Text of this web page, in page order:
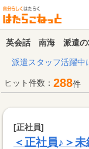
英会話 南海 派遣の
派遣スタッフ活躍中
ヒット件数： 288件
[正社員]
＜正社員♪＞